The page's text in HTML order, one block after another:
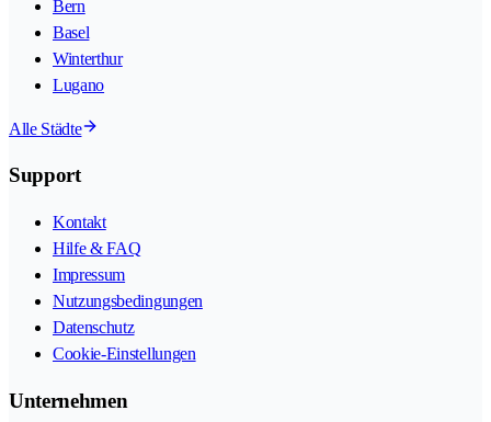
Bern
Basel
Winterthur
Lugano
Alle Städte
Support
Kontakt
Hilfe & FAQ
Impressum
Nutzungsbedingungen
Datenschutz
Cookie-Einstellungen
Unternehmen